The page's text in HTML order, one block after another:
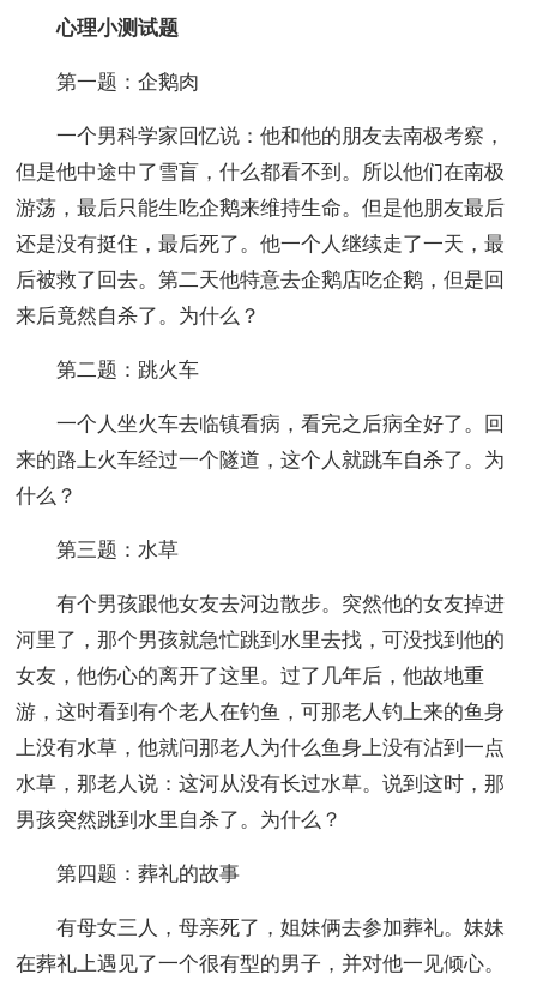
心理小测试题
第一题：企鹅肉
一个男科学家回忆说：他和他的朋友去南极考察，
但是他中途中了雪盲，什么都看不到。所以他们在南极
游荡，最后只能生吃企鹅来维持生命。但是他朋友最后
还是没有挺住，最后死了。他一个人继续走了一天，最
后被救了回去。第二天他特意去企鹅店吃企鹅，但是回
来后竟然自杀了。为什么？
第二题：跳火车
一个人坐火车去临镇看病，看完之后病全好了。回
来的路上火车经过一个隧道，这个人就跳车自杀了。为
什么？
第三题：水草
有个男孩跟他女友去河边散步。突然他的女友掉进
河里了，那个男孩就急忙跳到水里去找，可没找到他的
女友，他伤心的离开了这里。过了几年后，他故地重
游，这时看到有个老人在钓鱼，可那老人钓上来的鱼身
上没有水草，他就问那老人为什么鱼身上没有沾到一点
水草，那老人说：这河从没有长过水草。说到这时，那
男孩突然跳到水里自杀了。为什么？
第四题：葬礼的故事
有母女三人，母亲死了，姐妹俩去参加葬礼。妹妹
在葬礼上遇见了一个很有型的男子，并对他一见倾心。